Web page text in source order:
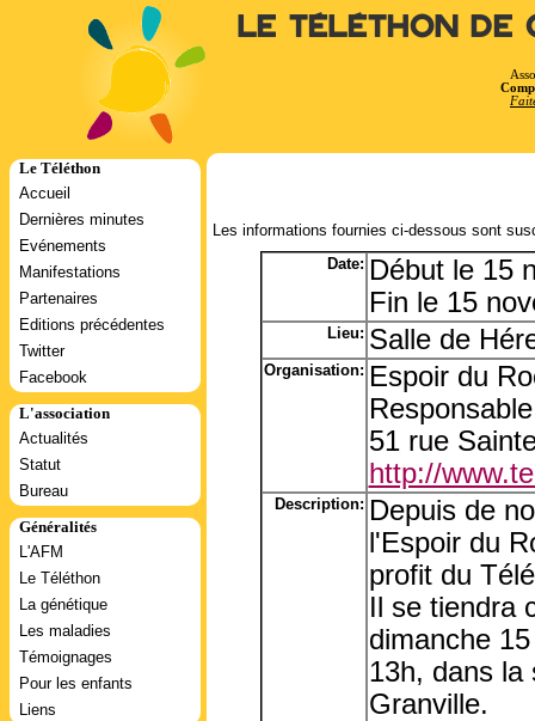
Le Téléthon de
Le Téléthon
Accueil
Dernières minutes
Evénements
Manifestations
Partenaires
Editions précédentes
Twitter
Facebook
L'association
Actualités
Statut
Bureau
Généralités
L'AFM
Le Téléthon
La génétique
Les maladies
Témoignages
Pour les enfants
Liens
Les informations fournies ci-dessous sont
Date: Début le 15
Fin le 15
Lieu: Salle de
Organisation: Espoir du
51 rue
http://
Description: Depuis de
l'Espoir du
profit du
Il se tiendra
dimanche
13h, dans la
Granville.